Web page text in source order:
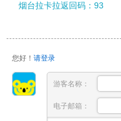
烟台拉卡拉返回码：93
您好！ 请登录
游客名称：
电子邮箱：